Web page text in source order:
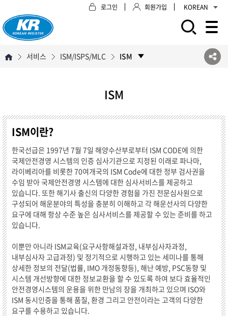
로그인 회원가입 KOREAN
서비스 ISM/ISPS/MLC ISM
ISM
ISM이란?
한국선급은 1997년 7월 7일 해양수산부로부터 ISM CODE에 의한
국제안전경영 시스템의 인증 심사기관으로 지정된 이래로 파나마,
라이베리아를 비롯한 70여개국의 ISM Code에 대한 정부 검사권을
수임 받아 국제안전경영 시스템에 대한 심사서비스를 제공하고
있습니다. 또한 해기사 출신의 다양한 경험을 가진 전문심사원으로
구성되어 해운분야의 특성을 충분히 이해하고 각 해운선사의 다양한
요구에 대해 항상 수준 높은 심사서비스를 제공할 수 있는 준비를 하고
있습니다.
이뿐만 아니라 ISM교육(요구사항해설과정, 내부심사자과정,
내부심사자 고급과정) 및 정기적으로 시행하고 있는 세미나를 통해
상세한 정보의 전달(법률, IMO 개정동향등), 해난 예방, PSC동향 및
시스템 개선방향에 대한 정보교환을 할 수 있도록 하여 보다 효율적인
안전경영시스템의 운용을 위한 만남의 장을 개최하고 있으며 ISO와
ISM 동시인증을 통해 품질, 환경 그리고 안전이라는 고객의 다양한
요구를 수용하고 있습니다.